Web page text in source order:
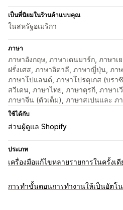
เป็นที่นิยมในร้านค้าแบบคุณ
ในสหรัฐอเมริกา
ภาษา
ภาษาอังกฤษ, ภาษาเดนมาร์ก, ภาษา
ฝรั่งเศส, ภาษาอิตาลี, ภาษาญี่ปุ่น, ภา
ภาษาโปแลนด์, ภาษาโปรตุเกส (บรา
สวีเดน, ภาษาไทย, ภาษาตุรกี, ภาษา
ภาษาจีน (ตัวเต็ม), ภาษาสเปนและ ภ
ใช้ได้กับ
ส่วนผู้ดูแล Shopify
ประเภท
เครื่องมือแก้ไขหลายรายการในครั้งเดี
แหล่งข้อมูลที่แก้ไขได้
การทำขั้นตอนการทำงานให้เป็นอัตโ